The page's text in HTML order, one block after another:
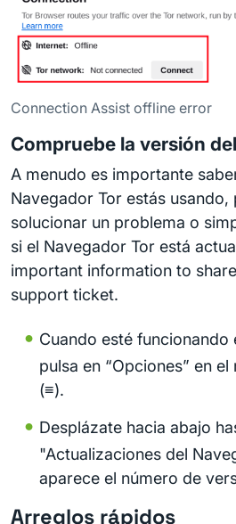
Connection Assist offline error
Compruebe la versión
A menudo es importante
Navegador Tor estás usando,
solucionar un problema o
si el Navegador Tor está
important information to
support ticket.
Cuando esté funcionando
pulsa en “Opciones” en
(≡).
Desplázate hacia abajo
"Actualizaciones del
aparece el número de
Arreglos rápidos